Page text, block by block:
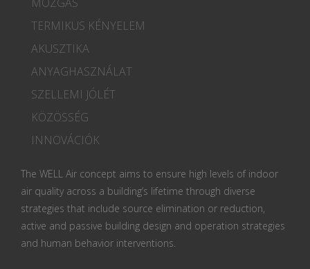
TERMIKUS KÉNYELEM
AKUSZTIKA
ANYAGHASZNÁLAT
SZELLEMI JÓLÉT
KÖZÖSSÉG
INNOVÁCIÓK
The WELL Air concept aims to ensure high levels of indoor
air quality across a building’s lifetime through diverse
strategies that include source elimination or reduction,
active and passive building design and operation strategies
and human behavior interventions.